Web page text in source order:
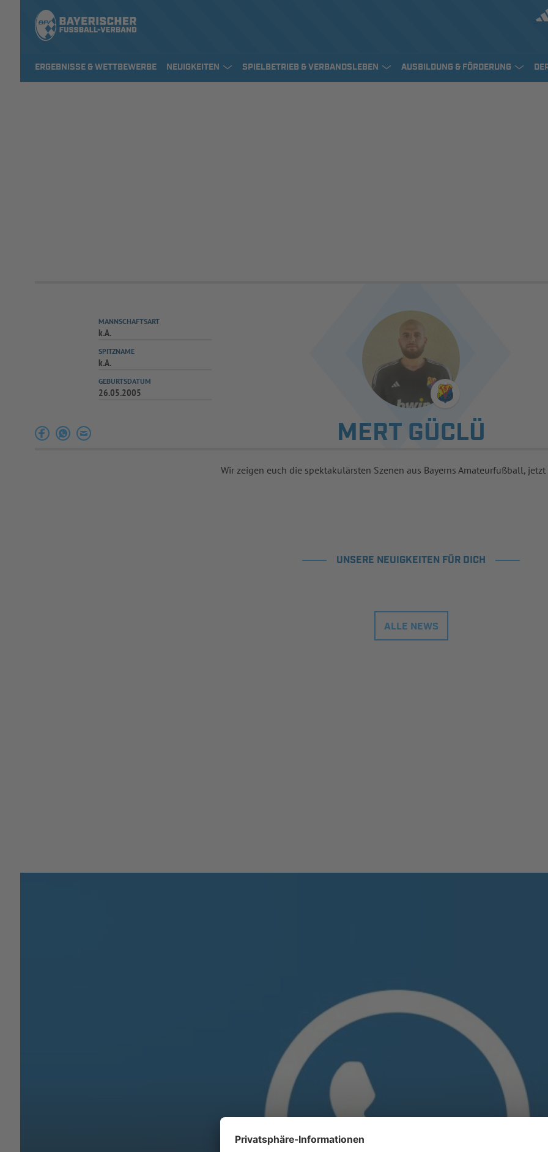
ERGEBNISSE & WETTBEWERBE NEUIGKEITEN SPIELBETRIEB & VERBANDSLEBEN AUSBILDUNG & FÖRDERUNG
MERT GÜCLÜ
MANNSCHAFTSART
k.A.
SPITZNAME
k.A.
GEBURTSDATUM
26.05.2005
Wir zeigen euch die spektakulärsten Szenen aus Bayerns Amateurfußball,
UNSERE NEUIGKEITEN FÜR DICH
ALLE NEWS